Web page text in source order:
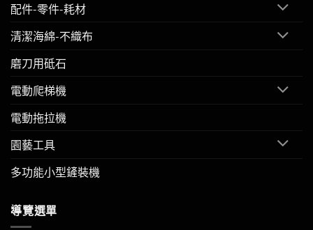
配件-零件-耗材
清潔海綿-不織布
磨刀用砥石
電動爬梯機
電動拖拉機
園藝工具
多功能小型鏟裝機
導覽選單